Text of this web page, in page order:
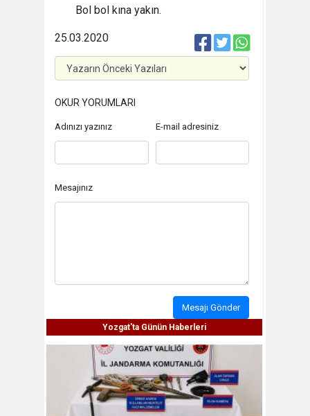
Bol bol kına yakın.
25.03.2020
OKUR YORUMLARI
Adınızı yazınız E-mail adresiniz
Mesajınız
Mesajı Gönder
Yozgat'ta Günün Haberleri